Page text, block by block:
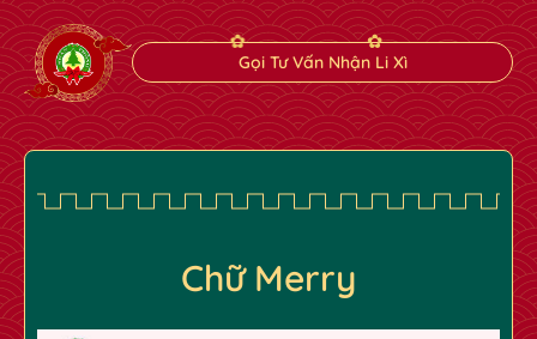
Gọi Tư Vấn Nhận Li Xì
Chữ Merry